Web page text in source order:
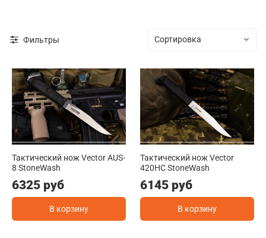
Фильтры
Тактический нож Vector AUS-
8 StoneWash
6325 руб
В корзину
Тактический нож Vector
420HC StoneWash
6145 руб
В корзину